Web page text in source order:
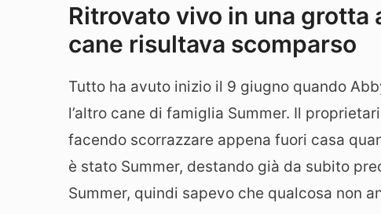
Ritrovato vivo in una
cane risultava scomparso
Tutto ha avuto inizio il 9 giugno quando
l’altro cane di famiglia Summer. Il
facendo scorrazzare appena fuori casa
è stato Summer, destando già da subito
Summer, quindi sapevo che qualcosa non